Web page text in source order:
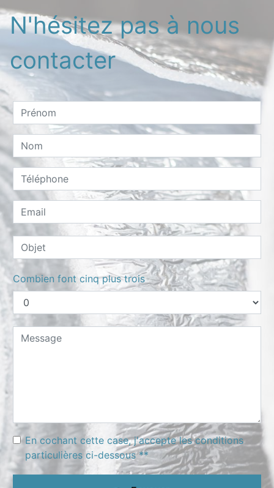
N'hésitez pas à nous
contacter
Combien font cinq plus trois
En cochant cette case, j'accepte les conditions
particulières ci-dessous **